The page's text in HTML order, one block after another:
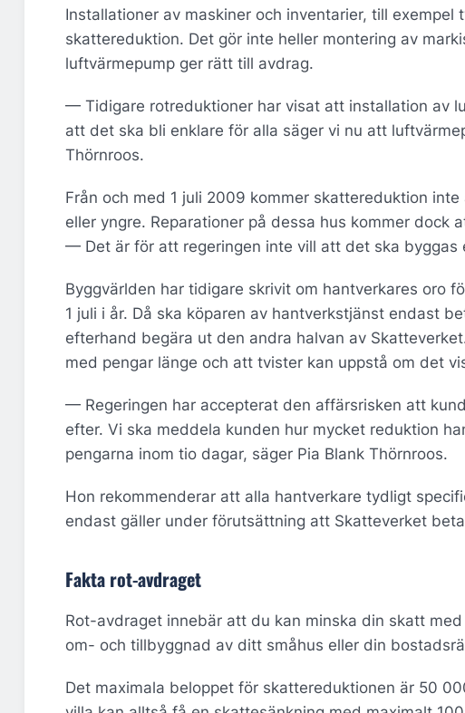
Installationer av maskiner och inventarier, till
skattereduktion. Det gör inte heller montering av
luftvärmepump ger rätt till avdrag.
— Tidigare rotreduktioner har visat att installation av
att det ska bli enklare för alla säger vi nu att
Thörnroos.
Från och med 1 juli 2009 kommer skattereduktion
eller yngre. Reparationer på dessa hus kommer dock
— Det är för att regeringen inte vill att det ska byggas
Byggvärlden har tidigare skrivit om hantverkares oro
1 juli i år. Då ska köparen av hantverkstjänst endast
efterhand begära ut den andra halvan av
med pengar länge och att tvister kan uppstå om det
— Regeringen har accepterat den affärsrisken att
efter. Vi ska meddela kunden hur mycket reduktion
pengarna inom tio dagar, säger Pia Blank Thörnroos.
Hon rekommenderar att alla hantverkare tydligt
endast gäller under förutsättning att Skatteverket
Fakta rot-avdraget
Rot-avdraget innebär att du kan minska din skatt
om- och tillbyggnad av ditt småhus eller din
Det maximala beloppet för skattereduktionen är 50